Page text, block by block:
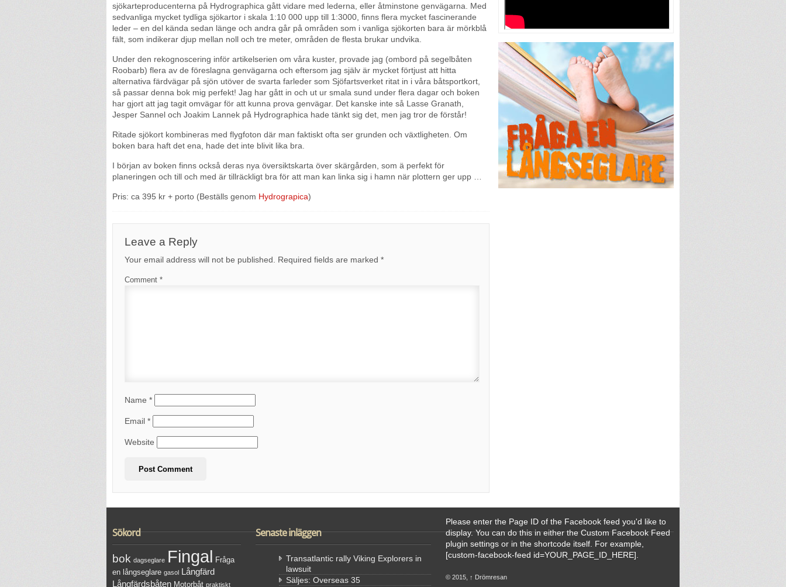
sjökarteproducenterna på Hydrographica gått vidare med lederna, eller åtminstone genvägarna. Med
sedvanliga mycket tydliga sjökartor i skala 1:10 000 upp till 1:3000, finns flera mycket fascinerande
leder – en del kända sedan länge och andra går på områden som i vanliga sjökorten bara är mörkblå
fält, som indikerar djup mellan noll och tre meter, områden de flesta brukar undvika.
Under den rekognoscering inför artikelserien om våra kuster, provade jag (ombord på segelbåten
Roobarb) flera av de föreslagna genvägarna och eftersom jag själv är mycket förtjust att hitta
alternativa färdvägar på sjön utöver de svarta farleder som Sjöfartsverket ritat in i våra båtsportkort,
så passar denna bok mig perfekt! Jag har gått in och ut ur smala sund under flera dagar och boken
har gjort att jag tagit omvägar för att kunna prova genvägar. Det kanske inte så Lasse Granath,
Jesper Sannel och Joakim Lannek på Hydrographica hade tänkt sig det, men jag tror de förstår!
Ritade sjökort kombineras med flygfoton där man faktiskt ofta ser grunden och växtligheten. Om
boken bara haft det ena, hade det inte blivit lika bra.
I början av boken finns också deras nya översiktskarta över skärgården, som ä perfekt för
planeringen och till och med är tillräckligt bra för att man kan linka sig i hamn när plottern ger upp …
Pris: ca 395 kr + porto (Beställs genom Hydrograpica)
Leave a Reply
Your email address will not be published. Required fields are marked *
Comment *
Name *
Email *
Website
Sökord
bok dagseglare Fingal Fråga
en långseglare gasol Långfärd
Långfärdsbåten Motorbåt praktiskt
Senaste inläggen
Transatlantic rally Viking Explorers in
lawsuit
Säljes: Overseas 35
Please enter the Page ID of the Facebook feed you'd like to
display. You can do this in either the Custom Facebook Feed
plugin settings or in the shortcode itself. For example,
[custom-facebook-feed id=YOUR_PAGE_ID_HERE].
© 2015, ↑ Drömresan